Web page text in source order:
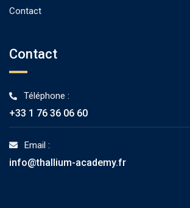
Contact
Contact
Téléphone :
+33 1 76 36 06 60
Email :
info@thallium-academy.fr